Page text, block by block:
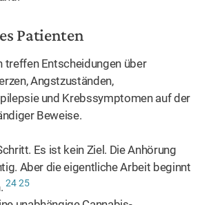
Patienten
treffen Entscheidungen über
Angstzuständen,
und Krebssymptomen auf der
Beweise.
Es ist kein Ziel. Die Anhörung
Aber die eigentliche Arbeit beginnt
24 25